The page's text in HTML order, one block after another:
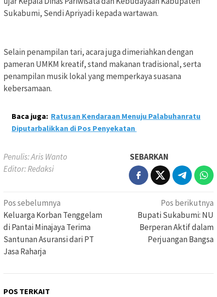
Sukabumi, Sendi Apriyadi kepada wartawan.
Selain penampilan tari, acara juga dimeriahkan dengan
pameran UMKM kreatif, stand makanan tradisional, serta
penampilan musik lokal yang memperkaya suasana
kebersamaan.
Baca juga: Ratusan Kendaraan Menuju Palabuhanratu
Diputarbalikkan di Pos Penyekatan
Penulis: Aris Wanto
Editor: Redaksi
SEBARKAN
Navigasi
pos
Pos sebelumnya
Keluarga Korban Tenggelam
di Pantai Minajaya Terima
Santunan Asuransi dari PT
Jasa Raharja
Pos berikutnya
Bupati Sukabumi: NU
Berperan Aktif dalam
Perjuangan Bangsa
POS TERKAIT